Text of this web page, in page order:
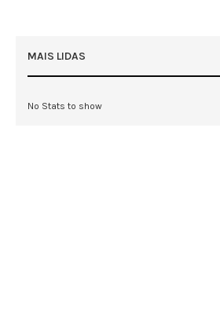
MAIS LIDAS
No Stats to show